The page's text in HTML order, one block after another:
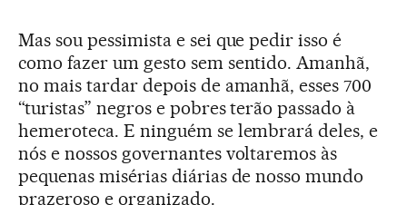
Mas sou pessimista e sei que pedir isso é
como fazer um gesto sem sentido. Amanhã,
no mais tardar depois de amanhã, esses 700
“turistas” negros e pobres terão passado à
hemeroteca. E ninguém se lembrará deles, e
nós e nossos governantes voltaremos às
pequenas misérias diárias de nosso mundo
prazeroso e organizado.